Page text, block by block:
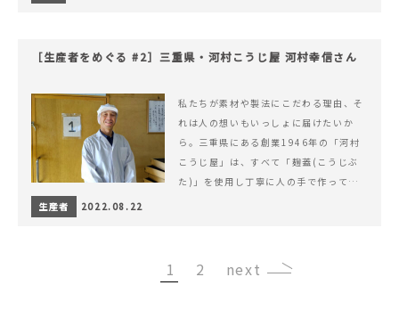
［生産者をめぐる #2］三重県・河村こうじ屋 河村幸信さん
私たちが素材や製法にこだわる理由、そ
れは人の想いもいっしょに届けたいか
ら。三重県にある創業1946年の「河村
こうじ屋」は、すべて「麹蓋(こうじぶ
た)」を使用し丁寧に人の手で作ってい
生産者 2022.08.22
1 2 ›